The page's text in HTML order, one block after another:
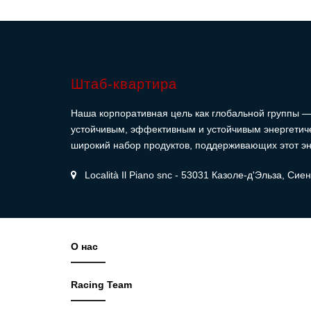
Штаб-квартира
Наша корпоративная цель как глобальной группы
устойчивым, эффективным и устойчивым
широкий набор продуктов, поддерживающих этот
Località Il Piano snc - 53031 Казоле-д'Эльза,
О нас
Racing Team